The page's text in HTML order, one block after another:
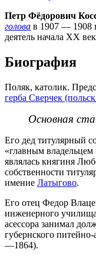
Петр Фёдорович
голова в 1907 — 1908
деятель начала XX
Биография
Поляк, католик.
герба Сверчек
Основная
Его дед титулярный
«главным
являлась княгиня
собственности
имение Латыгово.
Его отец Федор
инженерного
асессора занимал
губернского
—1864).